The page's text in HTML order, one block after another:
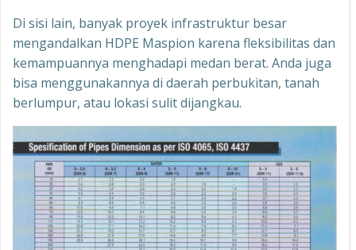
Di sisi lain, banyak proyek infrastruktur besar
mengandalkan HDPE Maspion karena fleksibilitas dan
kemampuannya menghadapi medan berat. Anda juga
bisa menggunakannya di daerah perbukitan, tanah
berlumpur, atau lokasi sulit dijangkau.